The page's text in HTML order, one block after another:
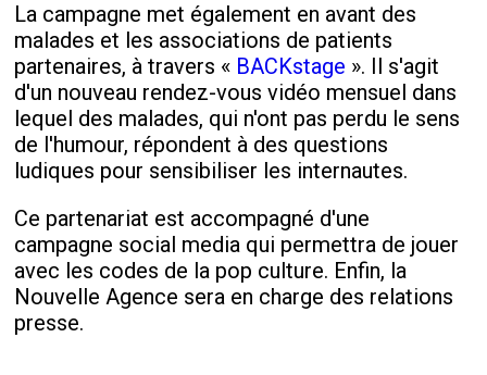
La campagne met également en avant des
malades et les associations de patients
partenaires, à travers « BACKstage ». Il s'agit
d'un nouveau rendez-vous vidéo mensuel dans
lequel des malades, qui n'ont pas perdu le sens
de l'humour, répondent à des questions
ludiques pour sensibiliser les internautes.
Ce partenariat est accompagné d'une
campagne social media qui permettra de jouer
avec les codes de la pop culture. Enfin, la
Nouvelle Agence sera en charge des relations
presse.